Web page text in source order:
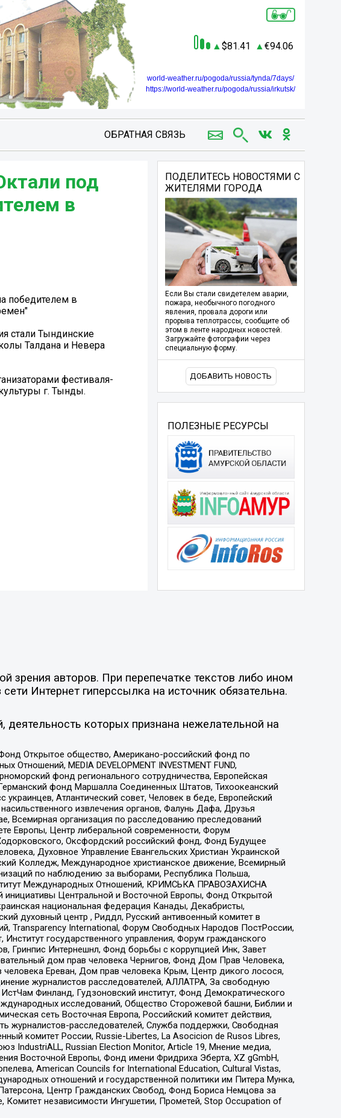
81.41 94.06
world-weather.ru/pogoda/russia/tynda/7days/
https://world-weather.ru/pogoda/russia/irkutsk/
ОБРАТНАЯ СВЯЗЬ
под
в
победителем в
стали Тындинские
Талдана и Невера
фестиваля-
г. Тынды.
ПОДЕЛИТЕСЬ НОВОСТЯМИ С
ЖИТЕЛЯМИ ГОРОДА
Если Вы стали свидетелем аварии,
пожара, необычного погодного
явления, провала дороги или
прорыва теплотрассы, сообщите об
этом в ленте народных новостей.
Загружайте фотографии через
специальную форму.
ДОБАВИТЬ НОВОСТЬ
ПОЛЕЗНЫЕ РЕСУРСЫ
зрения авторов. При перепечатке текстов либо ином
Интернет гиперссылка на источник обязательна.
которых признана нежелательной на
Открытое общество, Американо-российский фонд по
MEDIA DEVELOPMENT INVESTMENT FUND,
фонд регионального сотрудничества, Европейская
фонд Маршалла Соединенных Штатов, Тихоокеанский
Атлантический совет, Человек в беде, Европейский
извлечения органов, Фалунь Дафа, Друзья
Всемирная организация по расследованию преследований
Европы, Центр либеральной современности, Форум
Оксфордский российский фонд, Фонд Будущее
Духовное Управление Евангельских Христиан Украинской
Колледж, Международное христианское движение, Всемирный
по наблюдению за выборами, Республика Польша,
Международных Отношений, КРИМСЬКА ПРАВОЗАХИСНА
инициативы Центральной и Восточной Европы, Фонд Открытой
национальная федерация Канады, Декабристы,
духовный центр , Риддл, Русский антивоенный комитет в
Transparеncy International, Форум Свободных Народов ПостРоссии,
государственного управления, Форум гражданского
Гринпис Интернешнл, Фонд борьбы с коррупцией Инк, Завет
дом прав человека Чернигов, Фонд Дом Прав Человека,
Ереван, Дом прав человека Крым, Центр дикого лосося,
журналистов расследователей, АЛЛАТРА, За свободную
Финланд, Гудзоновский институт, Фонд Демократического
исследований, Общество Сторожевой башни, Библии и
сеть Восточная Европа, Российский комитет действия,
журналистов-расследователей, Служба поддержки, Свободная
комитет России, Russie-Libertes, La Asocicion de Rusos Libres,
IndustriALL, Russian Election Monitor, Article 19, Мнение медиа,
Восточной Европы, Фонд имени Фридриха Эберта, XZ gGmbH,
American Councils for International Education, Cultural Vistas,
отношений и государственной политики им Питера Мунка,
Центр Гражданских Свобод, Фонд Бориса Немцова за
независимости Ингушетии, Прометей, Stop Occupation of